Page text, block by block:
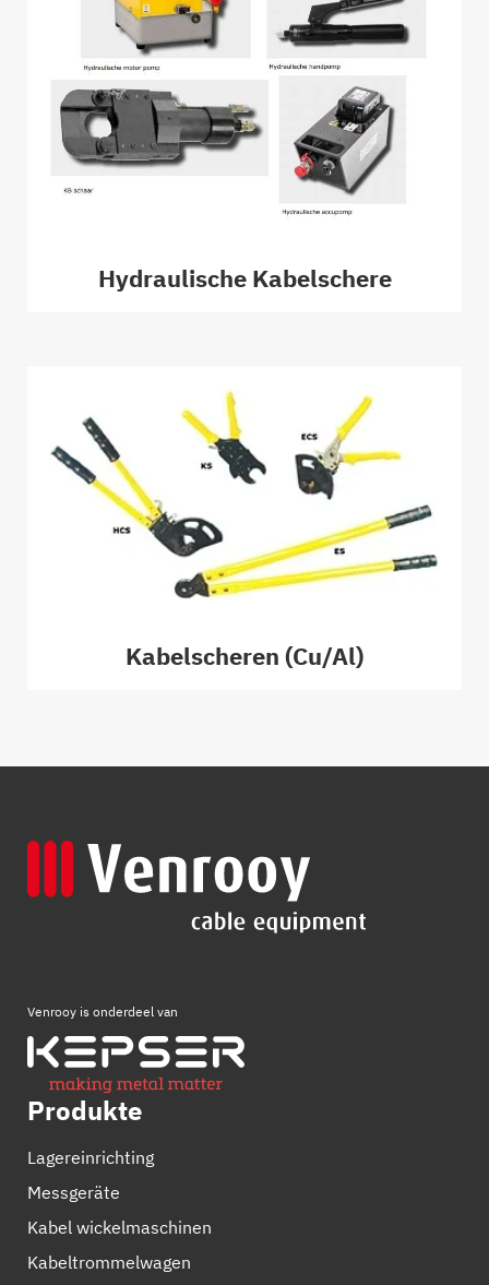
Hydraulische Kabelschere
Kabelscheren (Cu/Al)
Venrooy is onderdeel van
Produkte
Lagereinrichting
Messgeräte
Kabel wickelmaschinen
Kabeltrommelwagen